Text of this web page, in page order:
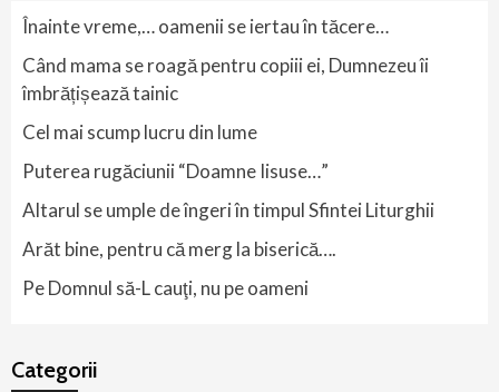
Înainte vreme,… oamenii se iertau în tăcere…
Când mama se roagă pentru copiii ei, Dumnezeu îi
îmbrățișează tainic
Cel mai scump lucru din lume
Puterea rugăciunii “Doamne Iisuse…”
Altarul se umple de îngeri în timpul Sfintei Liturghii
Arăt bine, pentru că merg la biserică….
Pe Domnul să-L cauţi, nu pe oameni
Categorii